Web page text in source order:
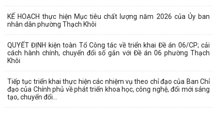
KẾ HOẠCH thực hiện Mục tiêu chất lượng năm 2026 của Ủy ban
nhân dân phường Thạch Khôi
QUYẾT ĐỊNH kiện toàn Tổ Công tác về triển khai Đề án 06/CP; cải
cách hành chính, chuyển đổi số gắn với Đề án 06 phường Thạch
Khôi
Tiếp tục triển khai thực hiện các nhiệm vụ theo chỉ đạo của Ban Chỉ
đạo của Chính phủ về phát triển khoa học, công nghệ, đổi mới sáng
tạo, chuyển đổi...